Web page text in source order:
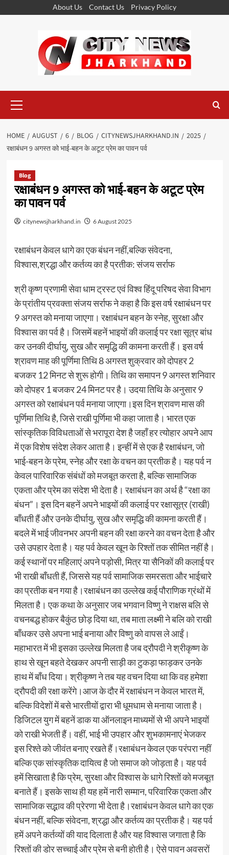
About Us Contact Us Privacy Policy
Menu
HOME AUGUST 6 BLOG CITYNEWSJHARKHAND.IN
2025
रक्षाबंधन 9 अगस्त को भाई-बहन के अटूट प्रेम का पावन पर्व
Blog
रक्षाबंधन 9 अगस्त को भाई-बहन के अटूट प्रेम
का पावन पर्व
citynewsjharkhand.in 6 August 2025
रक्षाबंधन केवल धागे का एक बंधन नहीं,बल्कि संवेदना,
विश्वास,श्रद्धा और कर्तव्य का है प्रतीक: संजय सर्राफ
श्री कृष्ण प्रणामी सेवा धाम ट्रस्ट एवं विश्व हिंदू परिषद सेवा विभाग
के प्रांतीय प्रवक्ता संजय सर्राफ ने कहा है कि इस वर्ष रक्षाबंधन पर
9 अगस्त को मनाया जाएगा। रक्षाबंधन बहन के स्नेह, सुरक्षा और
विश्वास का पर्व है। जिसमें बहनें भाइयों की कलाई पर रक्षा सूत्र बांध
कर उनकी दीर्घायु, सुख और समृद्धि की कामना करती हैं। इस वर्ष
श्रावण माह की पूर्णिमा तिथि 8 अगस्त शुक्रवार को दोपहर 2
बजकर 12 मिनट से शुरू होगी। तिथि का समापन 9 अगस्त शनिवार
को दोपहर 1 बजकर 24 मिनट पर है। उदया तिथि के अनुसार 9
अगस्त को रक्षाबंधन पर्व मनाया जाएगा।इस दिन श्रावण मास की
पूर्णिमा तिथि है, जिसे राखी पूर्णिमा भी कहा जाता है। भारत एक
सांस्कृतिक विविधताओं से भरापूरा देश है जहाँ हर त्योहार अपने आप
में एक विशेष संदेश लेकर आता है। इन्हीं में से एक है रक्षाबंधन, जो
भाई-बहन के प्रेम, स्नेह और रक्षा के वचन का प्रतीक है। यह पर्व न
केवल पारिवारिक संबंधों को मजबूत करता है, बल्कि सामाजिक
एकता और प्रेम का संदेश भी देता है। रक्षाबंधन का अर्थ है “रक्षा का
बंधन”। इस दिन बहनें अपने भाइयों की कलाई पर रक्षासूत्र (राखी)
बाँधती हैं और उनके दीर्घायु, सुख और समृद्धि की कामना करती हैं।
बदले में भाई जीवनभर अपनी बहन की रक्षा करने का वचन देता है और
उसे उपहार देता है। यह पर्व केवल खून के रिश्तों तक सीमित नहीं है।
कई स्थानों पर महिलाएं अपने पड़ोसी, मित्र या सैनिकों की कलाई पर
भी राखी बाँधती हैं, जिससे यह पर्व सामाजिक समरसता और भाईचारे
का प्रतीक बन गया है।रक्षाबंधन का उल्लेख कई पौराणिक ग्रंथों में
मिलता है। एक कथा के अनुसार जब भगवान विष्णु ने राक्षस बलि से
वचनबद्ध होकर बैकुंठ छोड़ दिया था, तब माता लक्ष्मी ने बलि को राखी
बाँधकर उसे अपना भाई बनाया और विष्णु को वापस ले आईं।
महाभारत में भी इसका उल्लेख मिलता है जब द्रौपदी ने श्रीकृष्ण के
हाथ से खून बहते देखकर अपनी साड़ी का टुकड़ा फाड़कर उनके
हाथ में बाँध दिया। श्रीकृष्ण ने तब यह वचन दिया था कि वह हमेशा
द्रौपदी की रक्षा करेंगे।आज के दौर में रक्षाबंधन न केवल भारत में,
बल्कि विदेशों में बसे भारतीयों द्वारा भी धूमधाम से मनाया जाता है।
डिजिटल युग में बहनें डाक या ऑनलाइन माध्यमों से भी अपने भाइयों
को राखी भेजती हैं। वहीं, भाई भी उपहार और शुभकामनाएं भेजकर
इस रिश्ते को जीवंत बनाए रखते हैं।रक्षाबंधन केवल एक परंपरा नहीं
बल्कि एक सांस्कृतिक दायित्व है जो समाज को जोड़ता है। यह पर्व
हमें सिखाता है कि प्रेम, सुरक्षा और विश्वास के धागे रिश्तों को मजबूत
बनाते हैं। इसके साथ ही यह हमें नारी सम्मान, परिवारिक एकता और
सामाजिक सद्भाव की प्रेरणा भी देता है।रक्षाबंधन केवल धागे का एक
बंधन नहीं, बल्कि संवेदना, श्रद्धा और कर्तव्य का प्रतीक है। यह पर्व
हमें अपने कर्तव्यों की याद दिलाता है और यह विश्वास जगाता है कि
रिश्तों की डोर सच्चाई और प्रेम से बनी होती है। ऐसे पावन अवसरों